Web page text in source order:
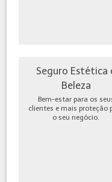
Seguro Estética
Beleza
Bem-estar para os
clientes e mais proteção
o seu negócio.